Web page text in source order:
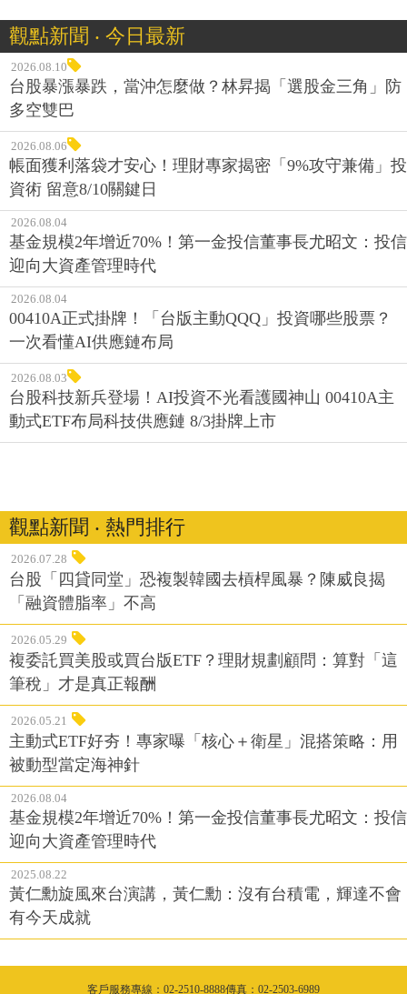
觀點新聞 ‧ 今日最新
2026.08.10
台股暴漲暴跌，當沖怎麼做？林昇揭「選股金三角」防
多空雙巴
2026.08.06
帳面獲利落袋才安心！理財專家揭密「9%攻守兼備」投
資術 留意8/10關鍵日
2026.08.04
基金規模2年增近70%！第一金投信董事長尤昭文：投信
迎向大資產管理時代
2026.08.04
00410A正式掛牌！「台版主動QQQ」投資哪些股票？
一次看懂AI供應鏈布局
2026.08.03
台股科技新兵登場！AI投資不光看護國神山 00410A主
動式ETF布局科技供應鏈 8/3掛牌上市
觀點新聞 ‧ 熱門排行
2026.07.28
台股「四貸同堂」恐複製韓國去槓桿風暴？陳威良揭
「融資體脂率」不高
2026.05.29
複委託買美股或買台版ETF？理財規劃顧問：算對「這
筆稅」才是真正報酬
2026.05.21
主動式ETF好夯！專家曝「核心＋衛星」混搭策略：用
被動型當定海神針
2026.08.04
基金規模2年增近70%！第一金投信董事長尤昭文：投信
迎向大資產管理時代
2025.08.22
黃仁勳旋風來台演講，黃仁勳：沒有台積電，輝達不會
有今天成就
客戶服務專線：02-2510-8888傳真：02-2503-6989